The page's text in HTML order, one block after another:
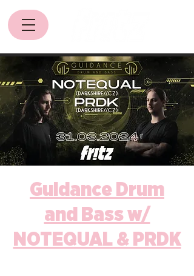
Guidance Drum
and Bass w/
NOTEQUAL & PRDK